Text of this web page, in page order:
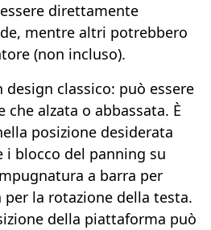
direttamente
mentre altri potrebbero
(non incluso).
design classico: può essere
alzata o abbassata. È
posizione desiderata
i blocco del panning su
a barra per
la rotazione della testa.
della piattaforma può